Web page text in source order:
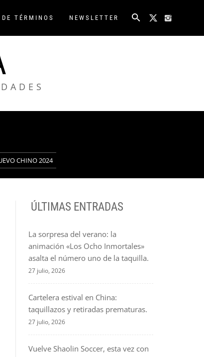
TÉRMINOS NEWSLETTER
CHINO 2024
ÚLTIMAS ENTRADAS
La sorpresa del verano: la
animación «Los Ocho Inmortales»
asalta el número uno de la taquilla.
27 julio, 2026
Cartelera estival en China:
taquillazos y retiradas prematuras.
27 julio, 2026
Vuelve Shaolin Soccer, esta vez con